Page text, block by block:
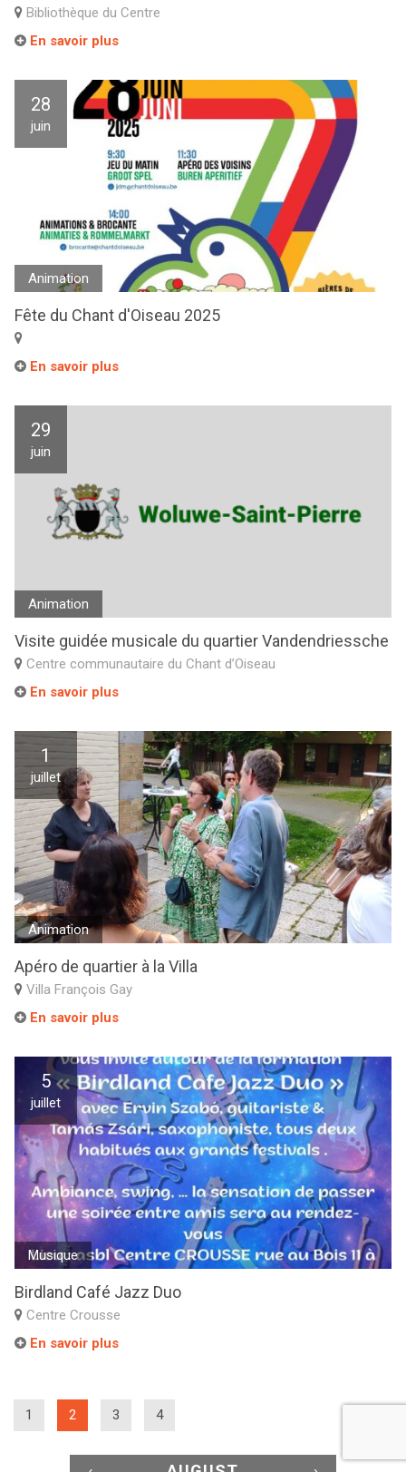
Bibliothèque du Centre
En savoir plus
28
juin
Animation
Fête du Chant d'Oiseau 2025
En savoir plus
29
juin
Animation
Visite guidée musicale du quartier Vandendriessche
Centre communautaire du Chant d’Oiseau
En savoir plus
1
juillet
Animation
Apéro de quartier à la Villa
Villa François Gay
En savoir plus
5
juillet
Musique
Birdland Café Jazz Duo
Centre Crousse
En savoir plus
1 2 (current)
3 4